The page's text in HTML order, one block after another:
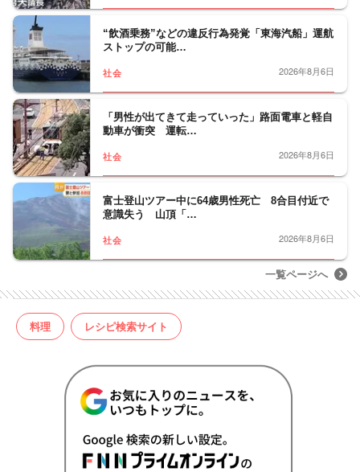
“飲酒乗務”などの違反行為発覚「東海汽船」運航
ストップの可能…
社会 2026年8月6日
「男性が出てきて走っていった」路面電車と軽自
動車が衝突 運転…
社会 2026年8月6日
富士登山ツアー中に64歳男性死亡 8合目付近で
意識失う 山頂「…
社会 2026年8月6日
一覧ページへ
料理 レシピ検索サイト